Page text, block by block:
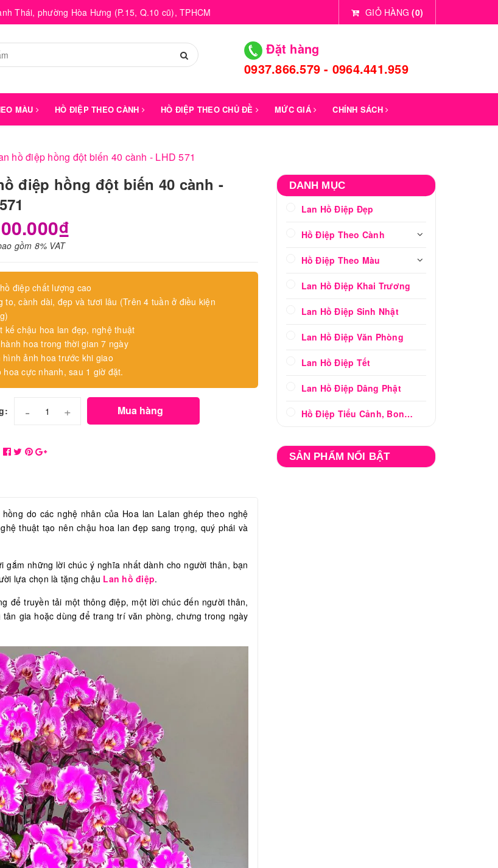
Thái, phường Hòa Hưng (P.15, Q.10 cũ), TPHCM GIỎ HÀNG (0)
Đặt hàng
0937.866.579 - 0964.441.959
MÀU HỒ ĐIỆP THEO CÀNH HỒ ĐIỆP THEO CHỦ ĐỀ MỨC GIÁ CHÍNH SÁCH
hồ điệp hồng đột biến 40 cành - LHD 571
điệp hồng đột biến 40 cành -
gồm 8% VAT
điệp chất lượng cao
to, cành dài, đẹp và tươi lâu (Trên 4 tuần ở điều kiện
kế chậu hoa lan đẹp, nghệ thuật
hoa trong thời gian 7 ngày
hình ảnh hoa trước khi giao
hoa cực nhanh, sau 1 giờ đặt.
- + Mua hàng
do các nghệ nhân của Hoa lan Lalan ghép theo nghệ
thuật tạo nên chậu hoa lan đẹp sang trọng, quý phái và
những lời chúc ý nghĩa nhất dành cho người thân, bạn
lựa chọn là tặng chậu Lan hồ điệp.
để truyền tải một thông điệp, một lời chúc đến người thân,
gia hoặc dùng để trang trí văn phòng, chưng trong ngày
DANH MỤC
Lan Hồ Điệp Đẹp
Hồ Điệp Theo Cành
Hồ Điệp Theo Màu
Lan Hồ Điệp Khai Trương
Lan Hồ Điệp Sinh Nhật
Lan Hồ Điệp Văn Phòng
Lan Hồ Điệp Tết
Lan Hồ Điệp Dâng Phật
Hồ Điệp Tiểu Cảnh, Bonsai
SẢN PHẨM NỔI BẬT